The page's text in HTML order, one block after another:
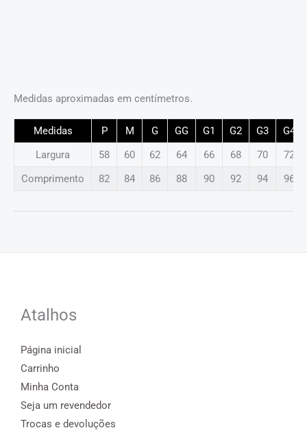
Medidas aproximadas em centímetros.
Medidas P M G GG G1 G2 G3
G4
Largura
58 60 62 64 66 68 70
72
Comprimento
82 84 86 88 90 92 94 96
Atalhos
Página inicial
Carrinho
Minha Conta
Seja um revendedor
Trocas e devoluções